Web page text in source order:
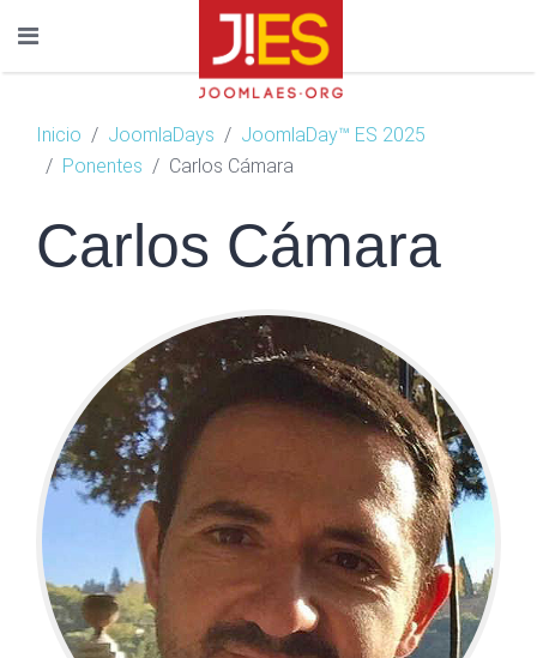
Inicio JoomlaDays
JoomlaDay™ ES 2025
Ponentes
Carlos Cámara
Carlos Cámara